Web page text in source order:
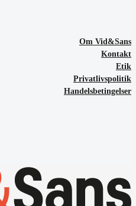
Om Vid&Sans
Kontakt
Etik
Privatlivspolitik
Handelsbetingelser